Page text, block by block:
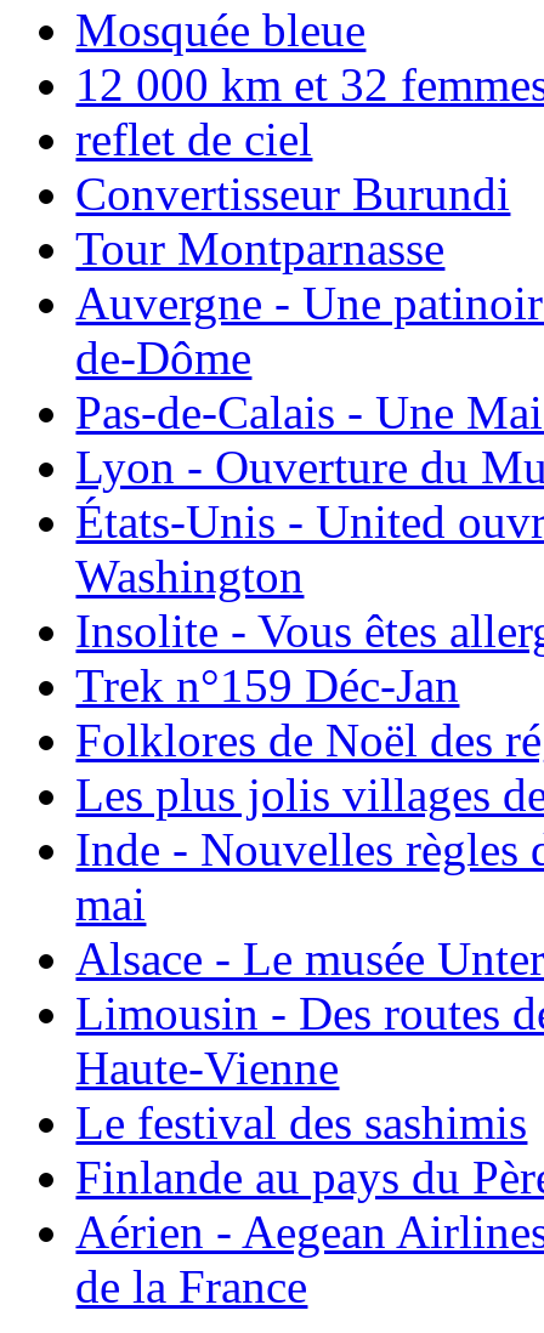
Mosquée bleue
12 000 km et 32
reflet de ciel
Convertisseur Burundi
Tour Montparnasse
Auvergne - Une
de-Dôme
Pas-de-Calais - Une
Lyon - Ouverture du
États-Unis - United
Washington
Insolite - Vous êtes
Trek n°159 Déc-Jan
Folklores de Noël des
Les plus jolis villages
Inde - Nouvelles règles
mai
Alsace - Le musée
Limousin - Des routes
Haute-Vienne
Le festival des sashimis
Finlande au pays du
Aérien - Aegean
de la France